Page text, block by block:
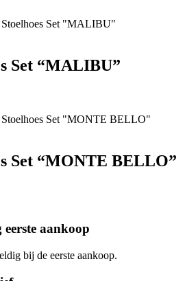
Set “MALIBU”
Set “MONTE BELLO”
aankoop
bij de eerste aankoop.